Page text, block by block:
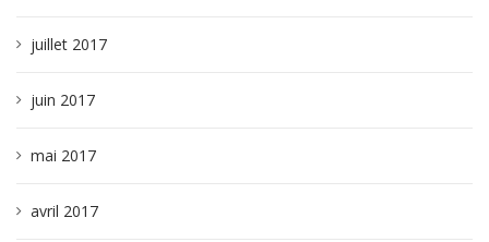
juillet 2017
juin 2017
mai 2017
avril 2017